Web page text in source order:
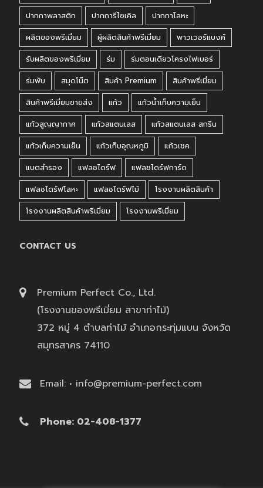
ปากกาพลาสติก
ปากการีไซเคิล
ปากกาโลหะ
ผลิตของพรีเมี่ยม
ผู้ผลิตสินค้าพรีเมี่ยม
พาวเวอร์แบงค์
รับผลิตของพรีเมี่ยม
ร่ม
ร่มตอนเดียวโครงไฟเบอร์
ร่มพับ
สมุดโน๊ต สินค้า Premium
สินค้าพรีเมี่ยม
สินค้าพรีเมี่ยมขายส่ง
แก้ว
แก้วน้ำเก็บความเย็น
แก้วสูญญากาศ
แก้วสแตนเลส
แก้วสแตนเลส สกรีน
แก้วเก็บความเย็น
แก้วเก็บอุณหภูมิ
แก้วเชค
แบตสำรอง
แฟลชไดร์ฟ
แฟลชไดร์ฟการ์ด
แฟลชไดร์ฟโลหะ
แฟลชไดร์ฟไม้
โรงงานผลิตสินค้า
โรงงานผลิตสินค้าพรีเมี่ยม
โรงงานพรีเมี่ยม
CONTACT US
Premium Perfect Co., Ltd.
(โรงงานของพรีเมี่ยม สาขาท่าไม้)
372 หมู่ 4 ตำบลท่าไม้ อำเภอกระทุ่มแบน จังหวัด
สมุทรสาคร 74110
Email: • info@premium-perfect.com
Phone: 02-408-1377